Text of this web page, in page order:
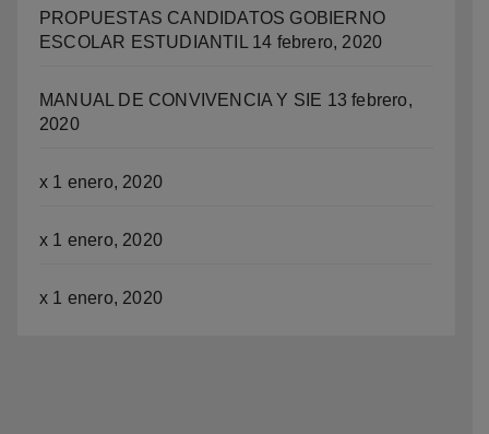
PROPUESTAS CANDIDATOS GOBIERNO
ESCOLAR ESTUDIANTIL 14 febrero, 2020
MANUAL DE CONVIVENCIA Y SIE 13 febrero,
2020
x 1 enero, 2020
x 1 enero, 2020
x 1 enero, 2020